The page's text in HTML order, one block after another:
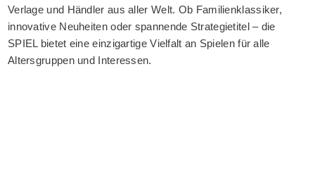
Verlage und Händler aus aller Welt. Ob Familienklassiker,
innovative Neuheiten oder spannende Strategietitel – die
SPIEL bietet eine einzigartige Vielfalt an Spielen für alle
Altersgruppen und Interessen.